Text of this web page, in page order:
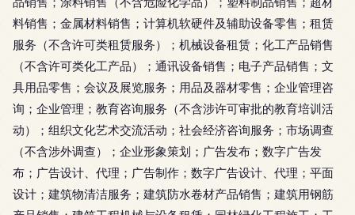
料销售；金属材料销售；计算机软硬件及辅助设备零售；租赁
服务（不含许可类租赁服务）；机械设备租赁；化工产品销售
（不含许可类化工产品）；通讯设备销售；电子产品销售；文
具用品零售；会议及展览服务；用品及器材零售；企业管理咨
询；企业管理；教育咨询服务（不含涉许可审批的教育培训活
动）；组织文化艺术交流活动；社会经济咨询服务；市场调查
（不含涉外调查）；企业形象策划；广告发布；数字广告发
布；广告设计、代理；广告制作；数字广告设计、代理；平面
设计；建筑物清洁服务；建筑防水卷材产品销售；建筑用钢筋